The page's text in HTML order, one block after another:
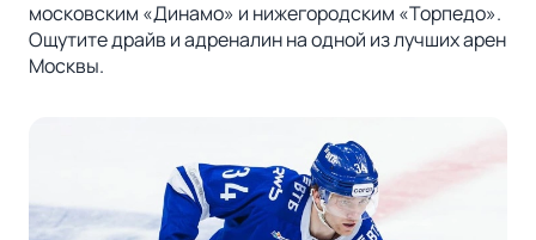
московским «Динамо» и нижегородским «Торпедо».
Ощутите драйв и адреналин на одной из лучших арен
Москвы.